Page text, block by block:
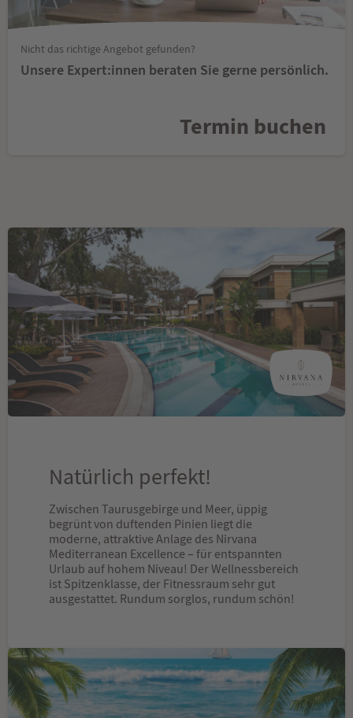
Nicht das richtige Angebot gefunden?
Unsere Expert:innen beraten Sie gerne persönlich.
Termin buchen
Natürlich perfekt!
Zwischen Taurusgebirge und Meer, üppig
begrünt von duftenden Pinien liegt die
moderne, attraktive Anlage des Nirvana
Mediterranean Excellence – für entspannten
Urlaub auf hohem Niveau! Der Wellnessbereich
ist Spitzenklasse, der Fitnessraum sehr gut
ausgestattet. Rundum sorglos, rundum schön!